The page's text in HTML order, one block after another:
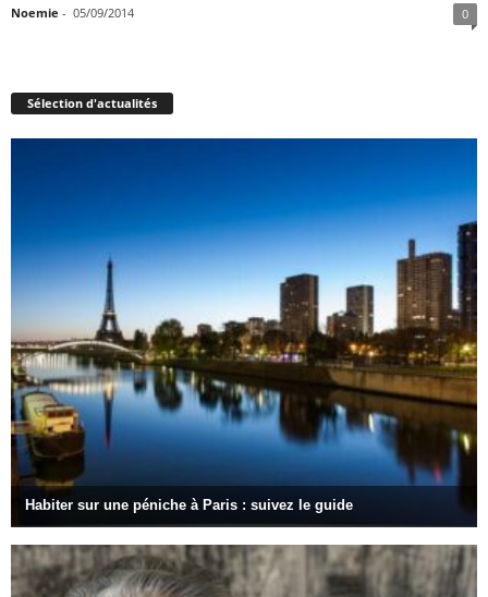
Noemie - 05/09/2014 0
Sélection d'actualités